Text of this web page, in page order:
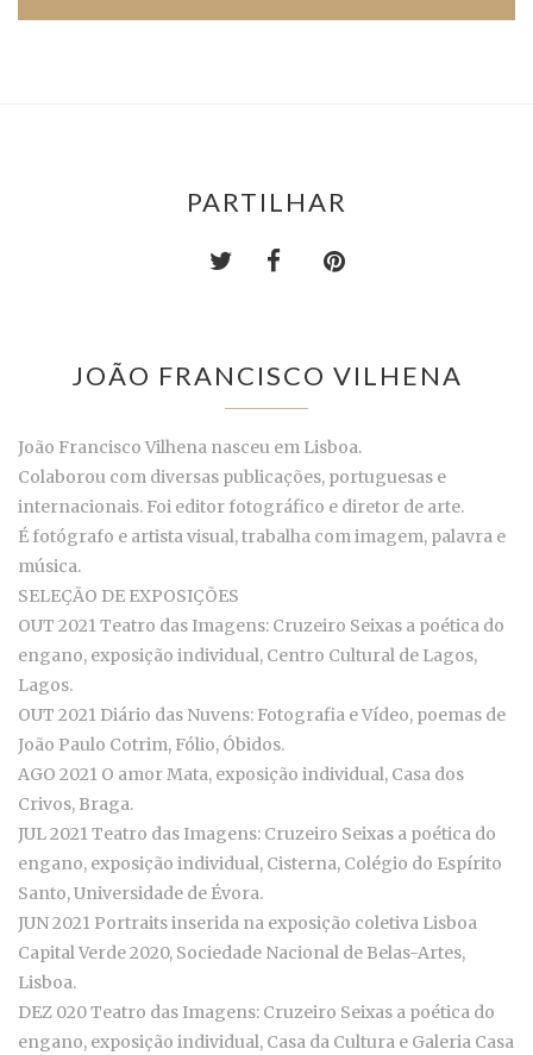
PARTILHAR
JOÃO FRANCISCO VILHENA
João Francisco Vilhena nasceu em Lisboa.
Colaborou com diversas publicações, portuguesas e
internacionais. Foi editor fotográfico e diretor de arte.
É fotógrafo e artista visual, trabalha com imagem, palavra e
música.
SELEÇÃO DE EXPOSIÇÕES
OUT 2021 Teatro das Imagens: Cruzeiro Seixas a poética do
engano, exposição individual, Centro Cultural de Lagos,
Lagos.
OUT 2021 Diário das Nuvens: Fotografia e Vídeo, poemas de
João Paulo Cotrim, Fólio, Óbidos.
AGO 2021 O amor Mata, exposição individual, Casa dos
Crivos, Braga.
JUL 2021 Teatro das Imagens: Cruzeiro Seixas a poética do
engano, exposição individual, Cisterna, Colégio do Espírito
Santo, Universidade de Évora.
JUN 2021 Portraits inserida na exposição coletiva Lisboa
Capital Verde 2020, Sociedade Nacional de Belas-Artes,
Lisboa.
DEZ 020 Teatro das Imagens: Cruzeiro Seixas a poética do
engano, exposição individual, Casa da Cultura e Galeria Casa